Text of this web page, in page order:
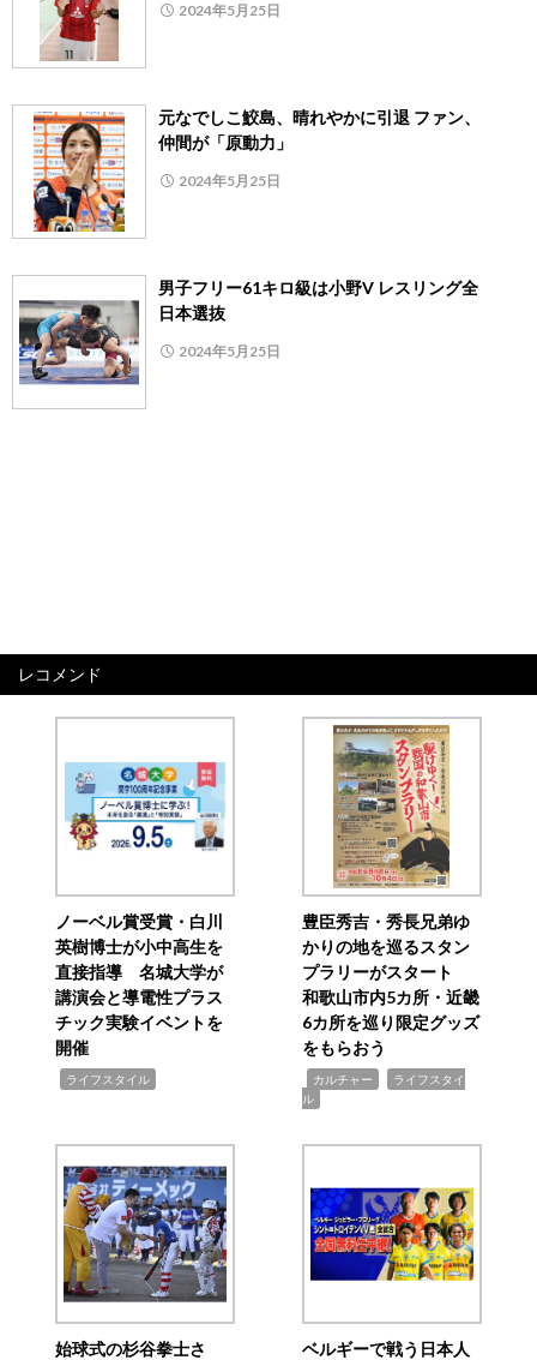
2024年5月25日
元なでしこ鮫島、晴れやかに引退 ファン、
仲間が「原動力」
2024年5月25日
男子フリー61キロ級は小野V レスリング全
日本選抜
2024年5月25日
レコメンド
ノーベル賞受賞・白川
英樹博士が小中高生を
直接指導 名城大学が
講演会と導電性プラス
チック実験イベントを
開催
ライフスタイル
豊臣秀吉・秀長兄弟ゆ
かりの地を巡るスタン
プラリーがスタート
和歌山市内5カ所・近畿
6カ所を巡り限定グッズ
をもらおう
カルチャー
ライフスタイ
ル
始球式の杉谷拳士さ ベルギーで戦う日本人